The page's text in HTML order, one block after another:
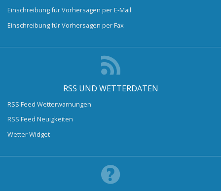
Einschreibung für Vorhersagen per E-Mail
Einschreibung für Vorhersagen per Fax
RSS UND WETTERDATEN
RSS Feed Wetterwarnungen
RSS Feed Neuigkeiten
Wetter Widget